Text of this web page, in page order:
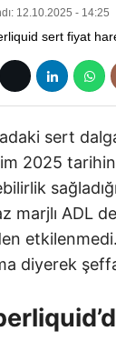
12.10.2025 - 14:25
sert
2025
marjlı ADL
diyerek